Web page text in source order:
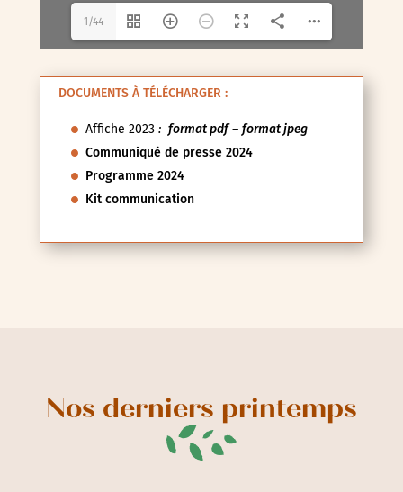
1/44
DOCUMENTS À TÉLÉCHARGER :
Affiche 2023: format pdf– format jpeg
Communiqué de presse 2024
Programme 2024
Kit communication
Nos derniers printemps